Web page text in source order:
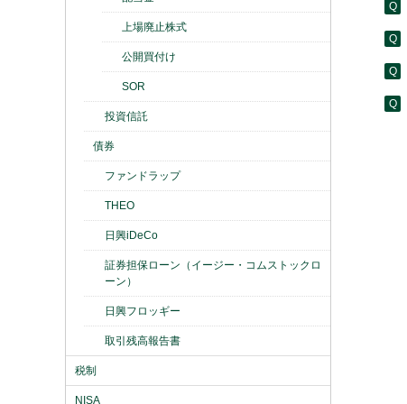
上場廃止株式
公開買付け
SOR
投資信託
債券
ファンドラップ
THEO
日興iDeCo
証券担保ローン（イージー・コムストックロ
ーン）
日興フロッギー
取引残高報告書
税制
NISA